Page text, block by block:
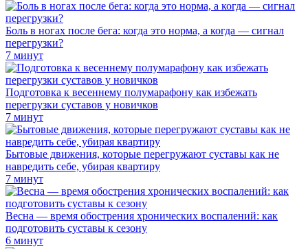
Боль в ногах после бега: когда это норма, а когда — сигнал
перегрузки?
7 минут
Подготовка к весеннему полумарафону как избежать
перегрузки суставов у новичков
7 минут
Бытовые движения, которые перегружают суставы как не
навредить себе, убирая квартиру
7 минут
Весна — время обострения хронических воспалений: как
подготовить суставы к сезону
6 минут